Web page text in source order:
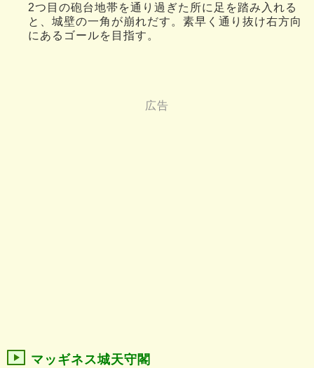
2つ目の砲台地帯を通り過ぎた所に足を踏み入れる
と、城壁の一角が崩れだす。素早く通り抜け右方向
にあるゴールを目指す。
マッギネス城天守閣